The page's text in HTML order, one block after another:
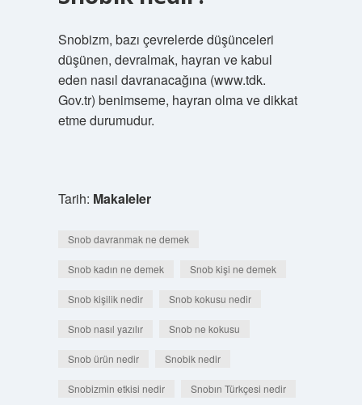
Snobizm, bazı çevrelerde düşünceleri
düşünen, devralmak, hayran ve kabul
eden nasıl davranacağına (www.tdk.
Gov.tr) benimseme, hayran olma ve dikkat
etme durumudur.
Tarih: Makaleler
Snob davranmak ne demek
Snob kadın ne demek Snob kişi ne demek
Snob kişilik nedir Snob kokusu nedir
Snob nasıl yazılır Snob ne kokusu
Snob ürün nedir Snobik nedir
Snobizmin etkisi nedir Snobın Türkçesi nedir